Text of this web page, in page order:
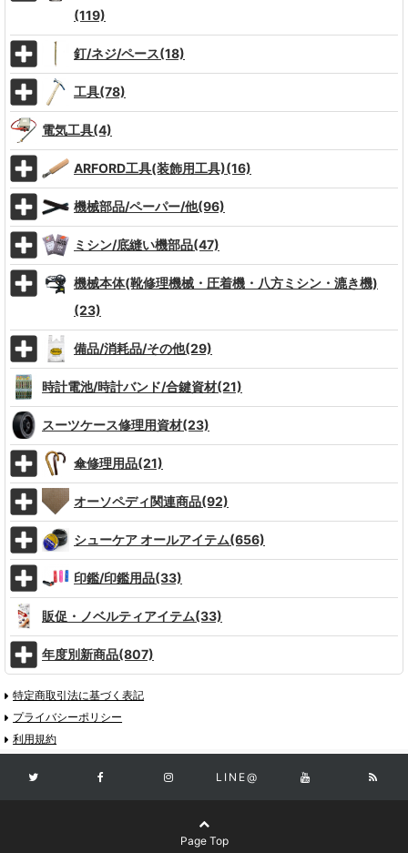
(119)
釘/ネジ/ペース(18)
工具(78)
電気工具(4)
ARFORD工具(装飾用工具)(16)
機械部品/ペーパー/他(96)
ミシン/底縫い機部品(47)
機械本体(靴修理機械・圧着機・八方ミシン・漉き機)
(23)
備品/消耗品/その他(29)
時計電池/時計バンド/合鍵資材(21)
スーツケース修理用資材(23)
傘修理用品(21)
オーソペディ関連商品(92)
シューケア オールアイテム(656)
印鑑/印鑑用品(33)
販促・ノベルティアイテム(33)
年度別新商品(807)
特定商取引法に基づく表記
プライバシーポリシー
利用規約
LINE@
Page Top